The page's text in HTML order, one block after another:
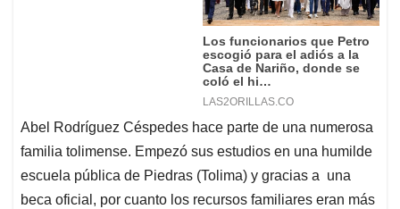
Abel Rodríguez Céspedes hace parte de una numerosa
familia tolimense. Empezó sus estudios en una humilde
escuela pública de Piedras (Tolima) y gracias a una
beca oficial, por cuanto los recursos familiares eran más